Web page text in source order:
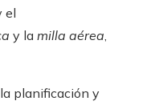
el
y la milla aérea,
planificación y